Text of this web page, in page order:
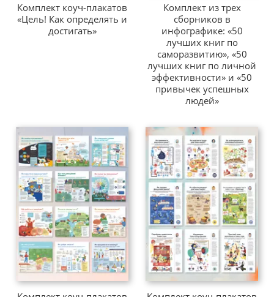
Комплект коуч-плакатов
«Цель! Как определять и
достигать»
Комплект из трех
сборников в
инфографике: «50
лучших книг по
саморазвитию», «50
лучших книг по личной
эффективности» и «50
привычек успешных
людей»